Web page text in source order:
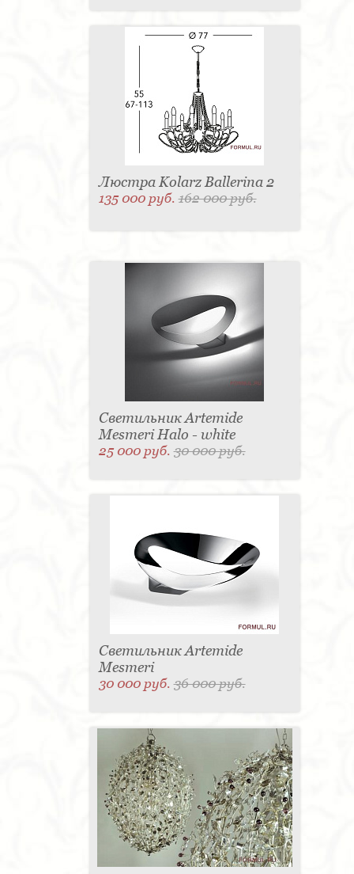
Люстра Kolarz Ballerina 2
135 000 руб.162 000 руб.
Светильник Artemide
Mesmeri Halo - white
25 000 руб.30 000 руб.
Светильник Artemide
Mesmeri
30 000 руб.36 000 руб.